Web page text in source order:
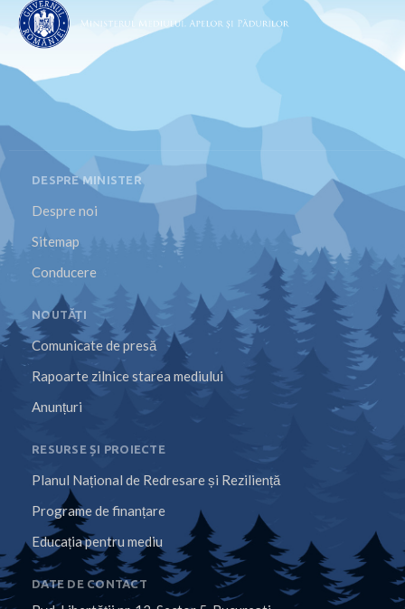
DESPRE MINISTER
Despre noi
Sitemap
Conducere
NOUTĂȚI
Comunicate de presă
Rapoarte zilnice starea mediului
Anunțuri
RESURSE ȘI PROIECTE
Planul Național de Redresare și Reziliență
Programe de finanțare
Educația pentru mediu
DATE DE CONTACT